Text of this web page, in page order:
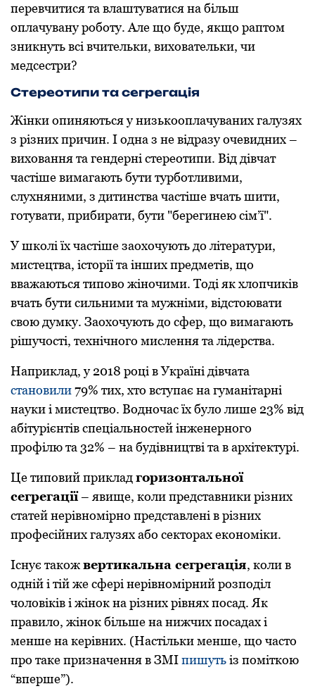
перевчитися та влаштуватися на більш
оплачувану роботу. Але що буде, якщо раптом
зникнуть всі вчительки, виховательки, чи
медсестри?
Стереотипи та сегрегація
Жінки опиняються у низькооплачуваних галузях
з різних причин. І одна з не відразу очевидних –
виховання та гендерні стереотипи. Від дівчат
частіше вимагають бути турботливими,
слухняними, з дитинства частіше вчать шити,
готувати, прибирати, бути "берегинею сім’ї".
У школі їх частіше заохочують до літератури,
мистецтва, історії та інших предметів, що
вважаються типово жіночими. Тоді як хлопчиків
вчать бути сильними та мужніми, відстоювати
свою думку. Заохочують до сфер, що вимагають
рішучості, технічного мислення та лідерства.
Наприклад, у 2018 році в Україні дівчата
становили79% тих, хто вступає на гуманітарні
науки і мистецтво. Водночас їх було лише 23% від
абітурієнтів спеціальностей інженерного
профілю та 32% – на будівництві та в архітектурі.
Це типовий прикладгоризонтальної
сегрегації– явище, коли представники різних
статей нерівномірно представлені в різних
професійних галузях або секторах економіки.
Існує такожвертикальна сегрегація, коли в
одній і тій же сфері нерівномірний розподіл
чоловіків і жінок на різних рівнях посад. Як
правило, жінок більше на нижчих посадах і
менше на керівних. (Настільки менше, що часто
про таке призначення в ЗМІпишутьіз поміткою
“вперше”).